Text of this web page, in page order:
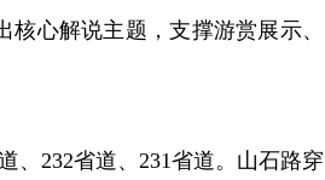
心解说主题，支撑游赏展示、
、232省道、231省道。山石路穿